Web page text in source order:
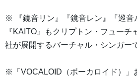
※ 『鏡音リン』『鏡音レン』『巡音
『KAITO』もクリプトン・フューチ
社が展開するバーチャル・シンガー
※「VOCALOID（ボーカロイド）」